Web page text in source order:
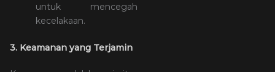
untuk mencegah
kecelakaan.
3. Keamanan yang Terjamin